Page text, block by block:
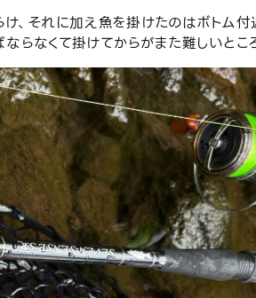
、それに加え魚を掛けたのはボトム付
なくて掛けてからがまた難しいところ